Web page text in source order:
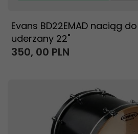
Evans BD22EMAD naciąg
uderzany 22"
350, 00 PLN